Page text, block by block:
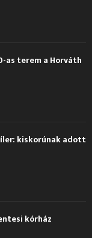
as terem a Horváth
kiskorúnak adott
kórház